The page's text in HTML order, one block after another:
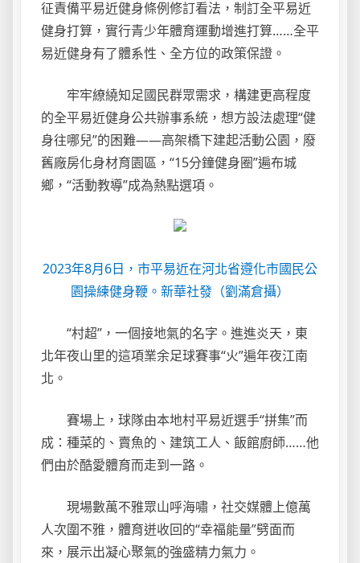
征責備平易近健身條例修訂看法，制訂全平易近
健身打算，實行青少年體育運動增進打算……全平
易近健身有了體系性、全方位的政策保證。
牢牢繚繞知足國民群眾需求，構建更高程度
的全平易近健身公共辦事系統，想方設法處理“健
身往哪兒”的困難——高架橋下建起活動公園，廢
舊廠房化身材育園區，“15分鐘健身圈”遍布城
鄉，“活動教導”成為熱點選項。
2023年8月6日，市平易近在河北省遵化市國民公
園操練健身鞭。新華社發（劉滿倉攝）
“村超”，一個接地氣的名字。進進炎天，東
北年夜山里的這項業余足球賽事“火”遍年夜江南
北。
賽場上，球隊由本地村平易近選手“拼集”而
成：種菜的、賣魚的、建筑工人、飯館廚師……他
們由於酷愛體育而走到一路。
現場數萬不雅眾山呼海嘯，社交媒體上億萬
人次圍不雅，體育迸收回的“幸福能量”劈面而
來，展示出凝心聚氣的強盛精力氣力。